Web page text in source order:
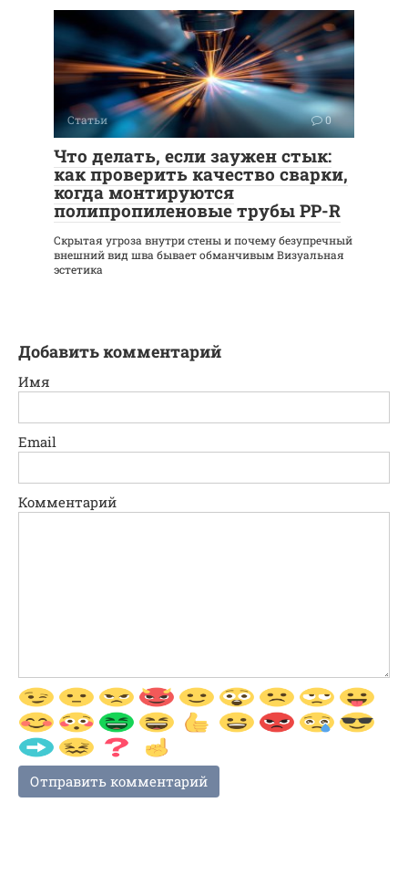
Статьи 0
Что делать, если заужен стык:
как проверить качество сварки,
когда монтируются
полипропиленовые трубы PP-R
Скрытая угроза внутри стены и почему безупречный
внешний вид шва бывает обманчивым Визуальная
эстетика
Добавить комментарий
Имя
Email
Комментарий